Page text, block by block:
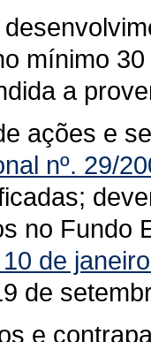
mínimo
a
ações e
nº. 29/
no Fundo
de
de
e